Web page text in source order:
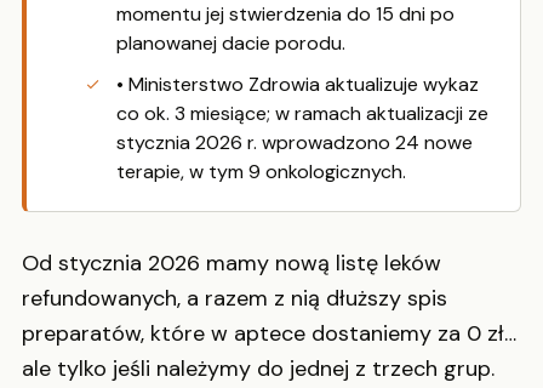
momentu jej stwierdzenia do 15 dni po
planowanej dacie porodu.
• Ministerstwo Zdrowia aktualizuje wykaz
co ok. 3 miesiące; w ramach aktualizacji ze
stycznia 2026 r. wprowadzono 24 nowe
terapie, w tym 9 onkologicznych.
Od stycznia 2026 mamy nową listę leków
refundowanych, a razem z nią dłuższy spis
preparatów, które w aptece dostaniemy za 0 zł…
ale tylko jeśli należymy do jednej z trzech grup.